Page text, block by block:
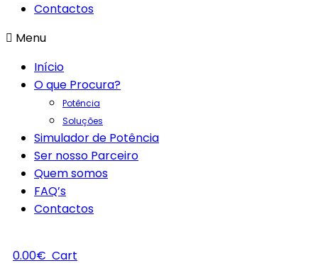
Contactos
Menu
Início
O que Procura?
Potência
Soluções
Simulador de Potência
Ser nosso Parceiro
Quem somos
FAQ’s
Contactos
0.00€ Cart